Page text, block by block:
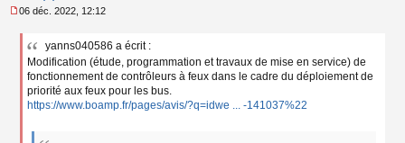
e
06 déc. 2022, 12:12
yanns040586 a écrit :
Modification (étude, programmation et travaux de mise en service) de
fonctionnement de contrôleurs à feux dans le cadre du déploiement de
priorité aux feux pour les bus.
https://www.boamp.fr/pages/avis/?q=idwe ... -141037%22